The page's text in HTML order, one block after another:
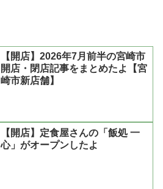
【開店】2026年7月前半の宮崎市
開店・閉店記事をまとめたよ【宮
崎市新店舗】
【開店】定食屋さんの「飯処 一
心」がオープンしたよ